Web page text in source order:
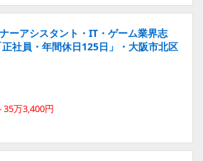
ーアシスタント・IT・ゲーム業界志
社員・年間休日125日」・大阪市北区
35万3,400円